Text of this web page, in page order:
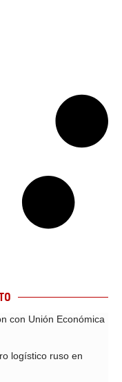
con Unión Económica
logístico ruso en